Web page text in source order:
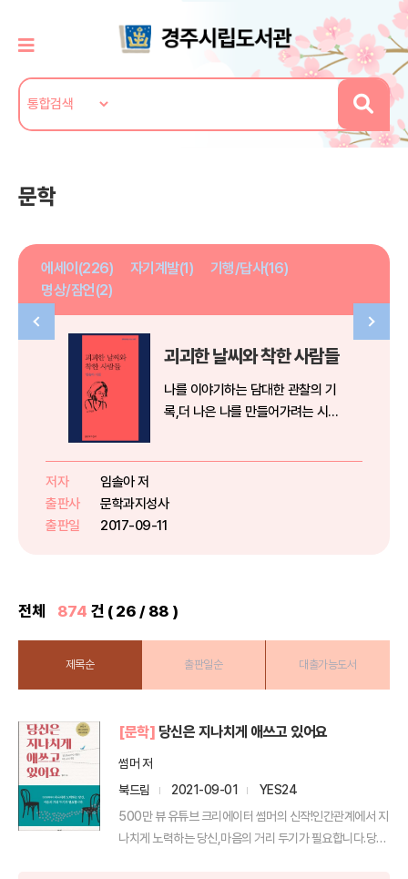
문학
에세이(226) 자기계발(1)
기행/답사(16)
명상/잠언(2)
괴괴한 날씨와 착한 사람들
나를 이야기하는 담대한 관찰의 기
록,더 나은 나를 만들어가려는 시인
2013년 중앙일보신인문학상 시 부
문으로 등단한 후, 2015년 제...
저자
임솔아 저
출판사
문학과지성사
출판일
2017-09-11
전체 874 건 ( 26 / 88 )
제목순 출판일순 대출가능도서
[문학] 당신은 지나치게 애쓰고 있어요
썸머 저
북드림
2021-09-01
YES24
500만 뷰 유튜브 크리에이터 썸머의 신작!인간관계에서 지
나치게 노력하는 당신,마음의 거리 두기가 필요합니다.당신